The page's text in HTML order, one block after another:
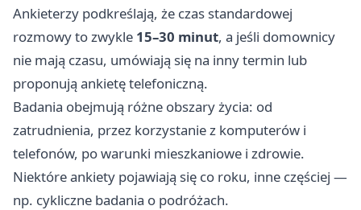
Ankieterzy podkreślają, że czas standardowej
rozmowy to zwykle 15–30 minut, a jeśli domownicy
nie mają czasu, umówiają się na inny termin lub
proponują ankietę telefoniczną.
Badania obejmują różne obszary życia: od
zatrudnienia, przez korzystanie z komputerów i
telefonów, po warunki mieszkaniowe i zdrowie.
Niektóre ankiety pojawiają się co roku, inne częściej —
np. cykliczne badania o podróżach.